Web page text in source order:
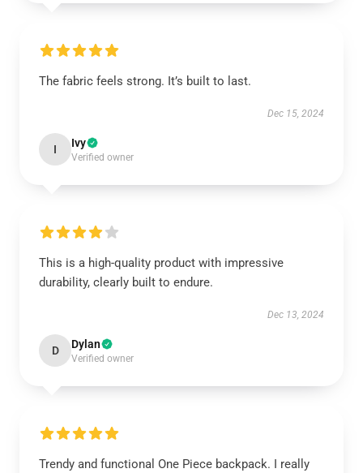
The fabric feels strong. It’s built to last.
Dec 15, 2024
I Ivy
Verified owner
This is a high-quality product with impressive
durability, clearly built to endure.
Dec 13, 2024
D Dylan
Verified owner
Trendy and functional One Piece backpack. I really